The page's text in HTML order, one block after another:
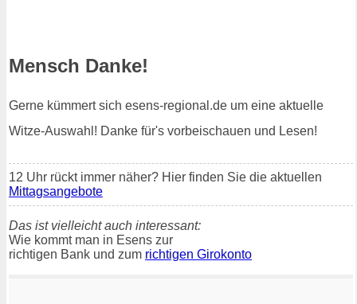
Mensch Danke!
Gerne kümmert sich esens-regional.de um eine aktuelle
Witze-Auswahl! Danke für's vorbeischauen und Lesen!
12 Uhr rückt immer näher? Hier finden Sie die aktuellen
Mittagsangebote
Das ist vielleicht auch interessant:
Wie kommt man in Esens zur
richtigen Bank und zum richtigen Girokonto